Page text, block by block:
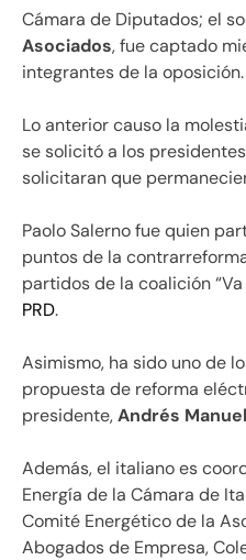
Cámara de Diputados; el
Asociados, fue captado
integrantes de la oposición.
Lo anterior causo la
se solicitó a los
solicitaran que
Paolo Salerno fue quien
puntos de la
partidos de la coalición “Va
PRD.
Asimismo, ha sido uno de
propuesta de reforma
presidente,Andrés
Además, el italiano es
Energía de la Cámara de
Comité Energético de la
Abogados de Empresa,